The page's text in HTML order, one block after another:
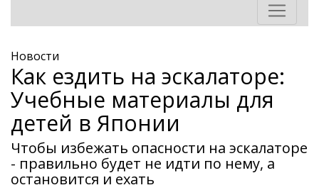
Новости
Как ездить на эскалаторе:
Учебные материалы для
детей в Японии
Чтобы избежать опасности на эскалаторе
- правильно будет не идти по нему, а
остановится и ехать